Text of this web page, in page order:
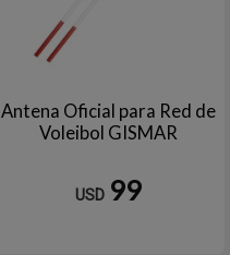
Antena Oficial para Red de
Voleibol GISMAR
USD 99